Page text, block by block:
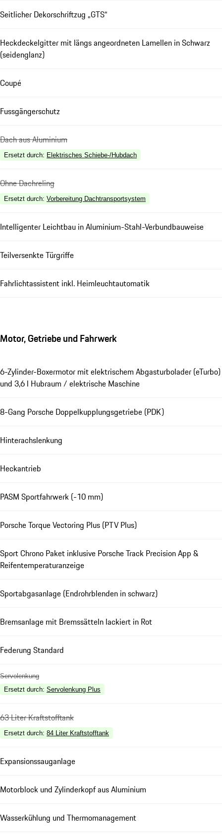
Seitlicher Dekorschriftzug „GTS“
Heckdeckelgitter mit längs angeordneten Lamellen in Schwarz
(seidenglanz)
Coupé
Fussgängerschutz
Dach aus Aluminium
Ersetzt durch: Elektrisches Schiebe-/Hubdach
Ohne Dachreling
Ersetzt durch: Vorbereitung Dachtransportsystem
Intelligenter Leichtbau in Aluminium-Stahl-Verbundbauweise
Teilversenkte Türgriffe
Fahrlichtassistent inkl. Heimleuchtautomatik
Motor, Getriebe und Fahrwerk
6-Zylinder-Boxermotor mit elektrischem Abgasturbolader (eTurbo)
und 3,6 l Hubraum / elektrische Maschine
8-Gang Porsche Doppelkupplungsgetriebe (PDK)
Hinterachslenkung
Heckantrieb
PASM Sportfahrwerk (-10 mm)
Porsche Torque Vectoring Plus (PTV Plus)
Sport Chrono Paket inklusive Porsche Track Precision App &
Reifentemperaturanzeige
Sportabgasanlage (Endrohrblenden in schwarz)
Bremsanlage mit Bremssätteln lackiert in Rot
Federung Standard
Servolenkung
Ersetzt durch: Servolenkung Plus
63 Liter Kraftstofftank
Ersetzt durch: 84 Liter Kraftstofftank
Expansionssauganlage
Motorblock und Zylinderkopf aus Aluminium
Wasserkühlung und Thermomanagement